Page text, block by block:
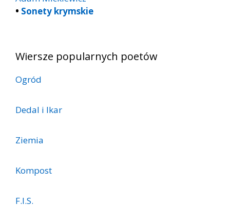
• Sonety krymskie
Wiersze popularnych poetów
Ogród
Dedal i Ikar
Ziemia
Kompost
F.I.S.